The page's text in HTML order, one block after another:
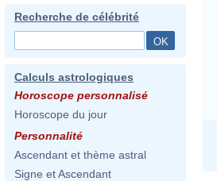
Recherche de célébrité
Calculs astrologiques
Horoscope personnalisé
Horoscope du jour
Personnalité
Ascendant et thème astral
Signe et Ascendant